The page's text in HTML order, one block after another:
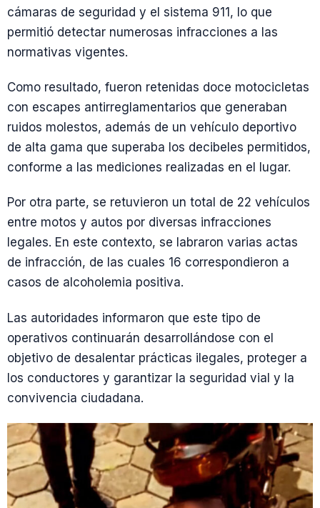
cámaras de seguridad y el sistema 911, lo que
permitió detectar numerosas infracciones a las
normativas vigentes.
Como resultado, fueron retenidas doce motocicletas
con escapes antirreglamentarios que generaban
ruidos molestos, además de un vehículo deportivo
de alta gama que superaba los decibeles permitidos,
conforme a las mediciones realizadas en el lugar.
Por otra parte, se retuvieron un total de 22 vehículos
entre motos y autos por diversas infracciones
legales. En este contexto, se labraron varias actas
de infracción, de las cuales 16 correspondieron a
casos de alcoholemia positiva.
Las autoridades informaron que este tipo de
operativos continuarán desarrollándose con el
objetivo de desalentar prácticas ilegales, proteger a
los conductores y garantizar la seguridad vial y la
convivencia ciudadana.